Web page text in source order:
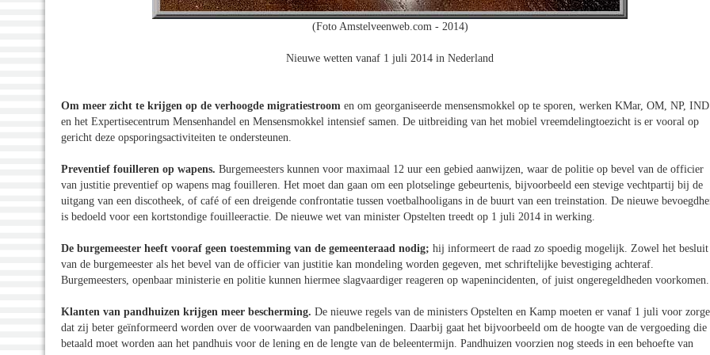
(Foto Amstelveenweb.com - 2014)
Nieuwe wetten vanaf 1 juli 2014 in Nederland
Om meer zicht te krijgen op de verhoogde migratiestroom en om georganiseerde mensensmokkel op te sporen, werken KMar, OM, NP, IND
en het Expertisecentrum Mensenhandel en Mensensmokkel intensief samen. De uitbreiding van het mobiel vreemdelingtoezicht is er vooral op
gericht deze opsporingsactiviteiten te ondersteunen.
Preventief fouilleren op wapens. Burgemeesters kunnen voor maximaal 12 uur een gebied aanwijzen, waar de politie op bevel van de officier
van justitie preventief op wapens mag fouilleren. Het moet dan gaan om een plotselinge gebeurtenis, bijvoorbeeld een stevige vechtpartij bij de
uitgang van een discotheek, of café of een dreigende confrontatie tussen voetbalhooligans in de buurt van een treinstation. De nieuwe
is bedoeld voor een kortstondige fouilleeractie. De nieuwe wet van minister Opstelten treedt op 1 juli 2014 in werking.
De burgemeester heeft vooraf geen toestemming van de gemeenteraad nodig; hij informeert de raad zo spoedig mogelijk. Zowel het besluit
van de burgemeester als het bevel van de officier van justitie kan mondeling worden gegeven, met schriftelijke bevestiging achteraf.
Burgemeesters, openbaar ministerie en politie kunnen hiermee slagvaardiger reageren op wapenincidenten, of juist ongeregeldheden voorkomen.
Klanten van pandhuizen krijgen meer bescherming. De nieuwe regels van de ministers Opstelten en Kamp moeten er vanaf 1 juli voor
dat zij beter geïnformeerd worden over de voorwaarden van pandbeleningen. Daarbij gaat het bijvoorbeeld om de hoogte van de vergoeding die
betaald moet worden aan het pandhuis voor de lening en de lengte van de beleentermijn. Pandhuizen voorzien nog steeds in een behoefte van